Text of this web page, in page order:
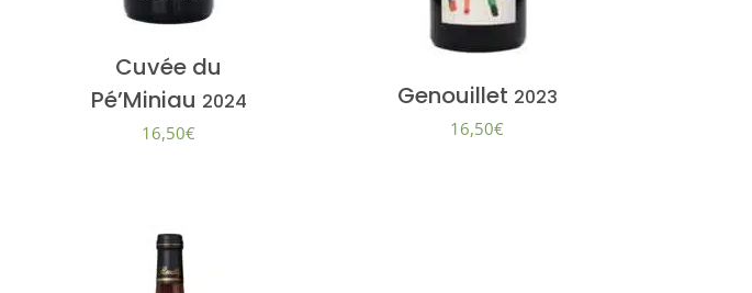
Cuvée du
Pé’Miniau 2024
16,50€
Genouillet 2023
16,50€